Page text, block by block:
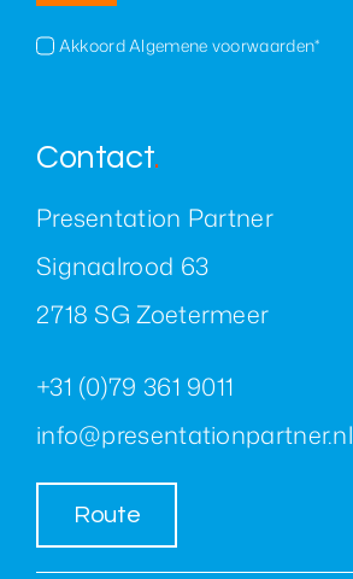
Akkoord Algemene voorwaarden*
Contact.
Presentation Partner
Signaalrood 63
2718 SG Zoetermeer
+31 (0)79 361 9011
info@presentationpartner.nl
Route